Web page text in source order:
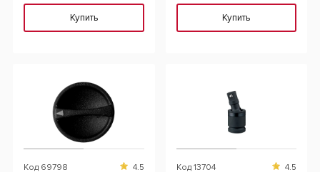
Купить Купить
Код 69798 4.5 Код 13704 4.5